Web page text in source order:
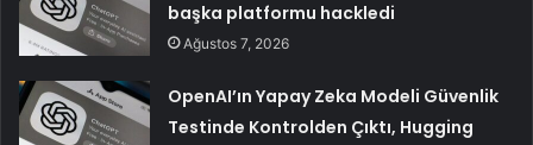
başka platformu hackledi
Ağustos 7, 2026
OpenAI’ın Yapay Zeka Modeli Güvenlik
Testinde Kontrolden Çıktı, Hugging